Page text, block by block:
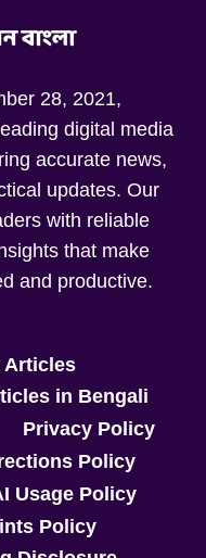
28, 2021,
digital media
accurate news,
updates. Our
with reliable
that make
and productive.
Articles
in Bengali
Privacy Policy
Policy
Usage Policy
Policy